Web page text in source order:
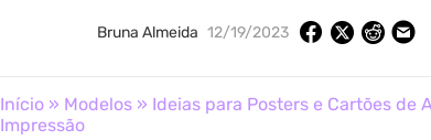
Bruna Almeida 12/19/2023
Início» Modelos» Ideias para Posters e Cartões de
Impressão